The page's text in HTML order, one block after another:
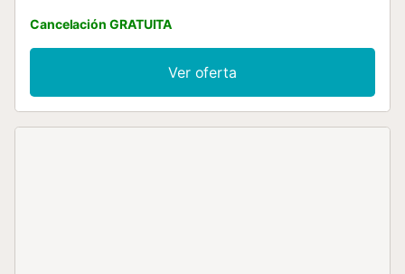
impresionantes vistas al campo de golf y al mar cristalino,
comenzando cada día con estilo. Ideal para familias,
parejas o grupos de amigos, este paraíso del golf ofrece
un alojamiento cómodo y elegante. Enclavada entre la
belleza natural de la Sierra de Mijas y el Mediterráneo, la
Cancelación GRATUITA
Ver oferta